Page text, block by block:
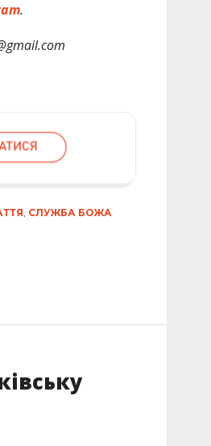
.
, СЛУЖБА БОЖА